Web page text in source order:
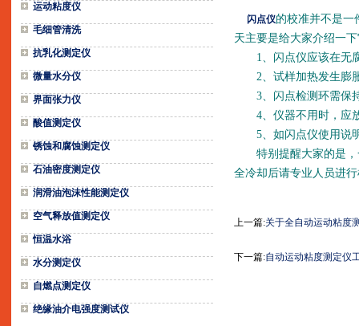
运动粘度仪
毛细管清洗
抗乳化测定仪
微量水分仪
界面张力仪
酸值测定仪
锈蚀和腐蚀测定仪
石油密度测定仪
润滑油泡沫性能测定仪
空气释放值测定仪
恒温水浴
水分测定仪
自燃点测定仪
绝缘油介电强度测试仪
闪点仪的校准并不是一
天主要是给大家介绍一
1、闪点仪应该在无腐
2、试样加热发生膨胀
3、闪点检测环需保持
4、仪器不用时，应放
5、如闪点仪使用说明
特别提醒大家的是，
全冷却后请专业人员进
上一篇:关于全自动运动粘度
下一篇:自动运动粘度测定仪